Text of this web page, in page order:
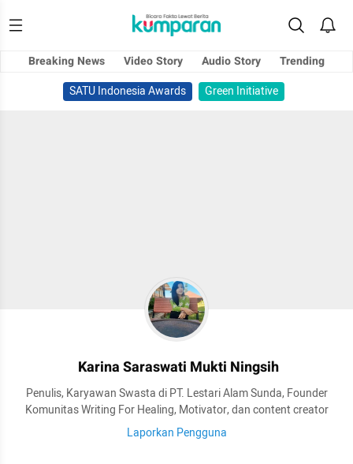
Breaking News Video Story Audio Story
Trending
SATU Indonesia Awards
Green Initiative
Karina Saraswati Mukti Ningsih
Penulis, Karyawan Swasta di PT. Lestari Alam Sunda, Founder
Komunitas Writing For Healing, Motivator, dan content creator
Laporkan Pengguna